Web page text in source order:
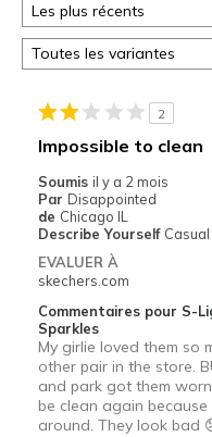
2
Impossible to clean
Soumis il y a 2 mois
Par Disappointed
de Chicago IL
Describe Yourself Casual
EVALUER À
skechers.com
Commentaires pour S-
Sparkles
My girlie loved them so
other pair in the store.
and park got them
be clean again
around. They look bad